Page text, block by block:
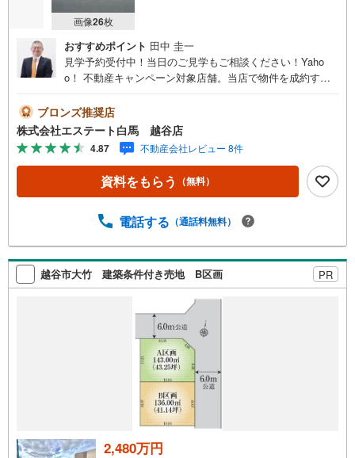
画像26枚
おすすめポイント 田中 圭一
見学予約受付中！当日のご見学もご相談ください！Yaho
o！ 不動産キャンペーン対象店舗。当店で物件を成約する
予約をする」ボタンからお問い合わせください。【営業時
間 9:30～19:00】（年末年始除く）・人気物件には特に問
い合わせが集中するため、お早めにお電話ください。「室
内・現地を見学する」ボタンよりご予約いただくとご見学
がスムーズです。【エステート白馬 越谷店】・提携FPへの
無料個別相談サービス外部のファイナンシャルプランナー
ームセミナーなども主催しており、大変ご好評頂いており
全安心な取引を一括サポートまた、白馬グループ各社（白
馬建設、大和建設、白馬メディケアサービス）と連携した
プラスアップサポートで住まい探しから引越し後のバック
アップまでご相談頂けます。・キッズスペースや授乳スペ
ース、おむつ替えベッド、を完備しておりますので、お子
様連れでもお気軽にお越し下さい。
ブロンズ推奨店
株式会社エステート白馬 越谷店
4.87 不動産会社レビュー 8件
資料をもらう （無料）
電話する （通話料無料）
越谷市大竹 建築条件付き売地 B区画 PR
2,480万円